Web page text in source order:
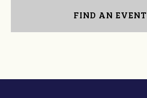
FIND AN EVENT